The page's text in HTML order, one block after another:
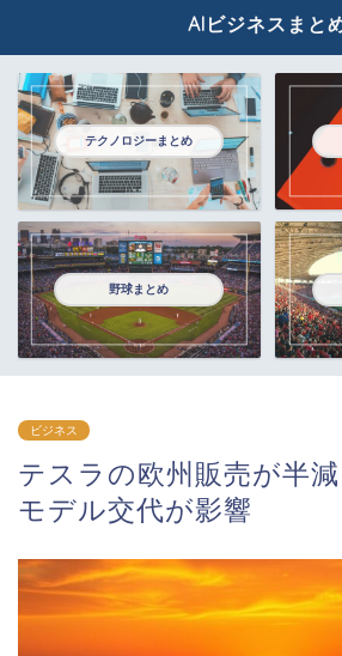
AIビジネスまと
テクノロジーまとめ
野球まとめ
ビジネス
テスラの欧州販売が半
モデル交代が影響